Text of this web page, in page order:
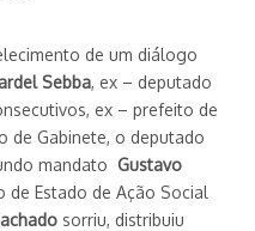
de um diálogo
Sebba, ex – deputado
ex – prefeito de
de Gabinete, o deputado
mandato Gustavo
de Estado de Ação Social
sorriu, distribuiu